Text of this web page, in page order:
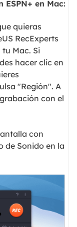
en Mac:
quieras
RecExperts
Mac. Si
hacer clic en
"Región". A
con el
con
de Sonido en la